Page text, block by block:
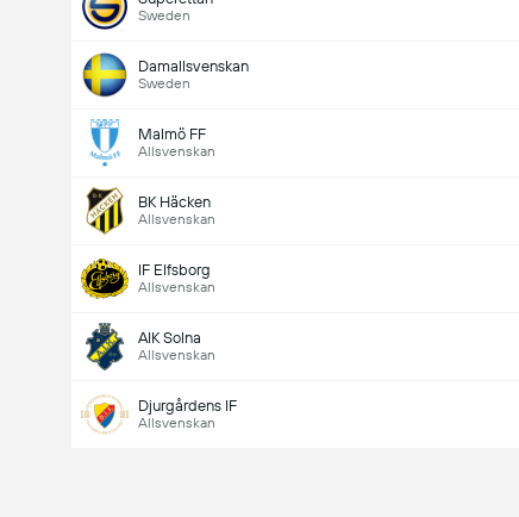
Sweden
Damallsvenskan
Sweden
Malmö FF
Allsvenskan
BK Häcken
Allsvenskan
IF Elfsborg
Allsvenskan
AIK Solna
Allsvenskan
Djurgårdens IF
Allsvenskan